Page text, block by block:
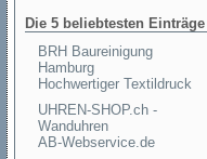
Die 5 beliebtesten Einträge
BRH Baureinigung
Hamburg
Hochwertiger Textildruck
UHREN-SHOP.ch -
Wanduhren
AB-Webservice.de